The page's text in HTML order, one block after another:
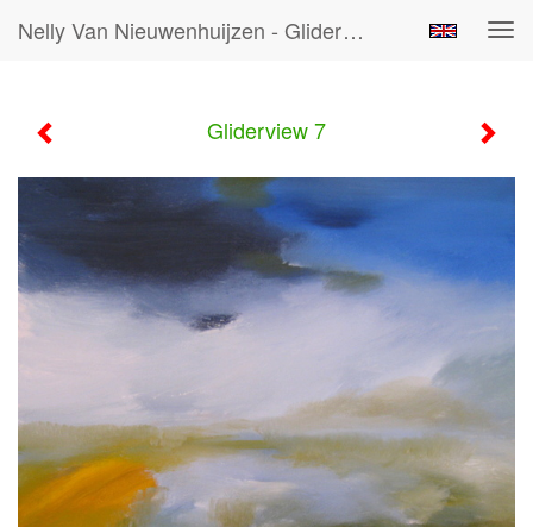
Nelly Van Nieuwenhuijzen - Gliderview 7
Gliderview 7